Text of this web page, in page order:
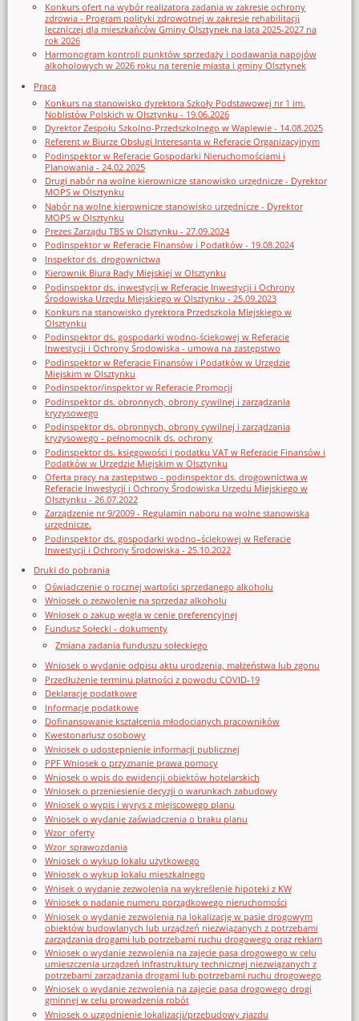
Konkurs ofert na wybór realizatora zadania w zakresie ochrony
zdrowia - Program polityki zdrowotnej w zakresie rehabilitacji
leczniczej dla mieszkańców Gminy Olsztynek na lata 2025-2027 na
rok 2026
Harmonogram kontroli punktów sprzedaży i podawania napojów
alkoholowych w 2026 roku na terenie miasta i gminy Olsztynek
Praca
Konkurs na stanowisko dyrektora Szkoły Podstawowej nr 1 im.
Noblistów Polskich w Olsztynku - 19.06.2026
Dyrektor Zespołu Szkolno-Przedszkolnego w Waplewie - 14.08.2025
Referent w Biurze Obsługi Interesanta w Referacie Organizacyjnym
Podinspektor w Referacie Gospodarki Nieruchomościami i
Planowania - 24.02.2025
Drugi nabór na wolne kierownicze stanowisko urzędnicze - Dyrektor
MOPS w Olsztynku
Nabór na wolne kierownicze stanowisko urzędnicze - Dyrektor
MOPS w Olsztynku
Prezes Zarządu TBS w Olsztynku - 27.09.2024
Podinspektor w Referacie Finansów i Podatków - 19.08.2024
Inspektor ds. drogownictwa
Kierownik Biura Rady Miejskiej w Olsztynku
Podinspektor ds. inwestycji w Referacie Inwestycji i Ochrony
Środowiska Urzędu Miejskiego w Olsztynku - 25.09.2023
Konkurs na stanowisko dyrektora Przedszkola Miejskiego w
Olsztynku
Podinspektor ds. gospodarki wodno-ściekowej w Referacie
Inwestycji i Ochrony Środowiska - umowa na zastępstwo
Podinspektor w Referacie Finansów i Podatków w Urzędzie
Miejskim w Olsztynku
Podinspektor/inspektor w Referacie Promocji
Podinspektor ds. obronnych, obrony cywilnej i zarządzania
kryzysowego
Podinspektor ds. obronnych, obrony cywilnej i zarządzania
kryzysowego - pełnomocnik ds. ochrony
Podinspektor ds. księgowości i podatku VAT w Referacie Finansów i
Podatków w Urzędzie Miejskim w Olsztynku
Oferta pracy na zastępstwo - podinspektor ds. drogownictwa w
Referacie Inwestycji i Ochrony Środowiska Urzędu Miejskiego w
Olsztynku - 26.07.2022
Zarządzenie nr 9/2009 - Regulamin naboru na wolne stanowiska
urzędnicze.
Podinspektor ds. gospodarki wodno–ściekowej w Referacie
Inwestycji i Ochrony Środowiska - 25.10.2022
Druki do pobrania
Oświadczenie o rocznej wartości sprzedanego alkoholu
Wniosek o zezwolenie na sprzedaz alkoholu
Wniosek o zakup węgla w cenie preferencyjnej
Fundusz Sołecki - dokumenty
Zmiana zadania funduszu sołeckiego
Wniosek o wydanie odpisu aktu urodzenia, małżeństwa lub zgonu
Przedłużenie terminu płatności z powodu COVID-19
Deklaracje podatkowe
Informacje podatkowe
Dofinansowanie kształcenia młodocianych pracowników
Kwestonariusz osobowy
Wniosek o udostępnienie informacji publicznej
PPF Wniosek o przyznanie prawa pomocy
Wniosek o wpis do ewidencji obiektów hotelarskich
Wniosek o przeniesienie decyzji o warunkach zabudowy
Wniosek o wypis i wyrys z miejscowego planu
Wniosek o wydanie zaświadczenia o braku planu
Wzor_oferty
Wzor_sprawozdania
Wniosek o wykup lokalu użytkowego
Wniosek o wykup lokalu mieszkalnego
Wnisek o wydanie zezwolenia na wykreślenie hipoteki z KW
Wniosek o nadanie numeru porządkowego nieruchomości
Wniosek o wydanie zezwolenia na lokalizację w pasie drogowym
obiektów budowlanych lub urządzeń niezwiązanych z potrzebami
zarządzania drogami lub potrzebami ruchu drogowego oraz reklam
Wniosek o wydanie zezwolenia na zajęcie pasa drogowego w celu
umieszczenia urządzeń infrastruktury technicznej niezwiązanych z
potrzebami zarządzania drogami lub potrzebami ruchu drogowego
Wniosek o wydanie zezwolenia na zajęcie pasa drogowego drogi
gminnej w celu prowadzenia robót
Wniosek o uzgodnienie lokalizacji/przebudowy zjazdu